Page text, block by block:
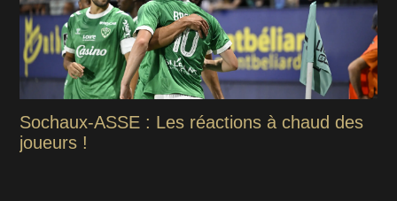
Sochaux-ASSE : Les réactions à chaud des
joueurs !